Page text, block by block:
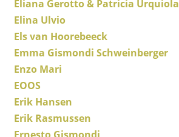
Entrée & Couloir
Salle de Bain
Cellier & Buanderie
Jardin & Balcon
Eliana Gerotto & Patricia Urquiola
Elina Ulvio
Els van Hoorebeeck
Emma Gismondi Schweinberger
Enzo Mari
EOOS
Erik Hansen
Erik Rasmussen